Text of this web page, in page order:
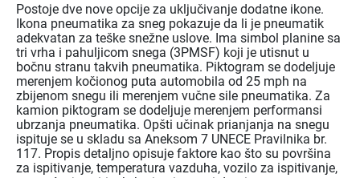
Postoje dve nove opcije za uključivanje dodatne ikone.
Ikona pneumatika za sneg pokazuje da li je pneumatik
adekvatan za teške snežne uslove. Ima simbol planine sa
tri vrha i pahuljicom snega (3PMSF) koji je utisnut u
bočnu stranu takvih pneumatika. Piktogram se dodeljuje
merenjem kočionog puta automobila od 25 mph na
zbijenom snegu ili merenjem vučne sile pneumatika. Za
kamion piktogram se dodeljuje merenjem performansi
ubrzanja pneumatika. Opšti učinak prianjanja na snegu
ispituje se u skladu sa Aneksom 7 UNECE Pravilnika br.
117. Propis detaljno opisuje faktore kao što su površina
za ispitivanje, temperatura vazduha, vozilo za ispitivanje,